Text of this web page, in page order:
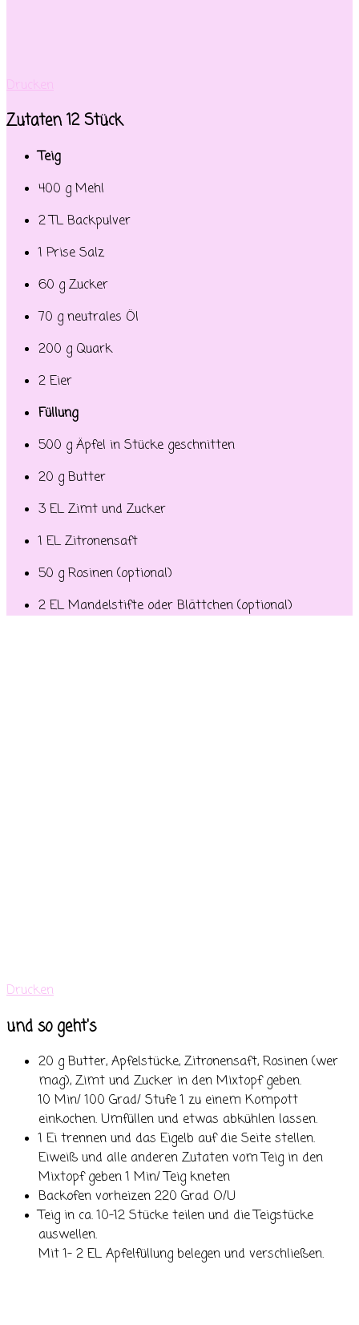
Drucken
Zutaten 12 Stück
Teig
400 g Mehl
2 TL Backpulver
1 Prise Salz
60 g Zucker
70 g neutrales Öl
200 g Quark
2 Eier
Füllung
500 g Äpfel in Stücke geschnitten
20 g Butter
3 EL Zimt und Zucker
1 EL Zitronensaft
50 g Rosinen (optional)
2 EL Mandelstifte oder Blättchen (optional)
Drucken
und so geht's
20 g Butter, Apfelstücke, Zitronensaft, Rosinen (wer
mag), Zimt und Zucker in den Mixtopf geben.
10 Min/ 100 Grad/ Stufe 1 zu einem Kompott
einkochen. Umfüllen und etwas abkühlen lassen.
1 Ei trennen und das Eigelb auf die Seite stellen.
Eiweiß und alle anderen Zutaten vom Teig in den
Mixtopf geben 1 Min/ Teig kneten
Backofen vorheizen 220 Grad O/U
Teig in ca. 10-12 Stücke teilen und die Teigstücke
auswellen.
Mit 1- 2 EL Apfelfüllung belegen und verschließen.